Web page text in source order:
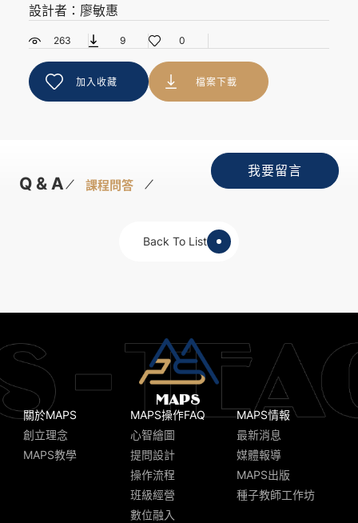
設計者：廖敏惠
263 9 0
加入收藏 檔案下載
Q & A 課程問答
我要留言
Back To List
關於MAPS
創立理念
MAPS教學
MAPS操作FAQ
心智繪圖
提問設計
操作流程
班級經營
數位融入
MAPS情報
最新消息
媒體報導
MAPS出版
種子教師工作坊